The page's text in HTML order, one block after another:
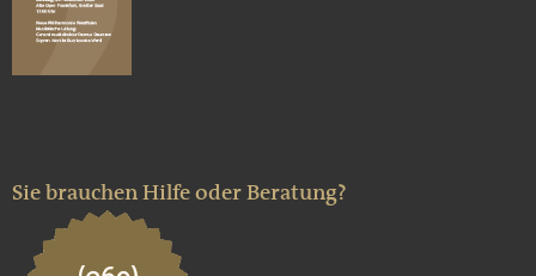
Sie brauchen Hilfe oder Beratung?